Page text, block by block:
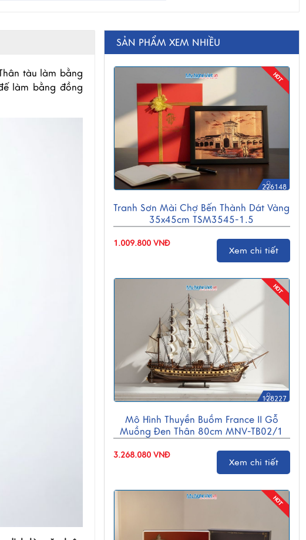
tàu làm bằng
làm bằng đồng
SẢN PHẨM XEM NHIỀU
226148
Tranh Sơn Mài Chợ Bến Thành Dát Vàng
35x45cm TSM3545-1.5
1.009.800 VNĐ
Xem chi tiết
128227
Mô Hình Thuyền Buồm France II Gỗ
Muồng Đen Thân 80cm MNV-TB02/1
3.268.080 VNĐ
Xem chi tiết